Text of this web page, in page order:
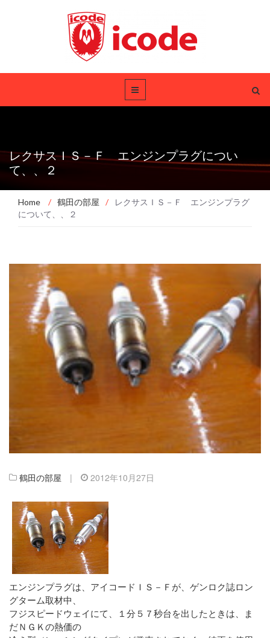
レクサスＩＳ－Ｆ エンジンプラグについ
て、、２
Home / 鶴田の部屋 /
レクサスＩＳ－Ｆ エンジンプラグ
について、、２
鶴田の部屋 | 2012年10月27日
エンジンプラグは、アイコードＩＳ－Ｆが、ゲンロク誌ロン
グターム取材中、
フジスピードウェイにて、１分５７秒台を出したときは、ま
だＮＧＫの熱価の